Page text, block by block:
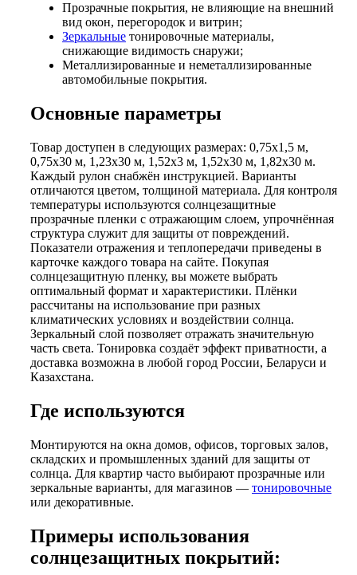
Прозрачные покрытия, не влияющие на внешний
вид окон, перегородок и витрин;
Зеркальные тонировочные материалы,
снижающие видимость снаружи;
Металлизированные и неметаллизированные
автомобильные покрытия.
Основные параметры
Товар доступен в следующих размерах: 0,75х1,5 м,
0,75х30 м, 1,23х30 м, 1,52х3 м, 1,52х30 м, 1,82х30 м.
Каждый рулон снабжён инструкцией. Варианты
отличаются цветом, толщиной материала. Для контроля
температуры используются солнцезащитные
прозрачные пленки с отражающим слоем, упрочнённая
структура служит для защиты от повреждений.
Показатели отражения и теплопередачи приведены в
карточке каждого товара на сайте. Покупая
солнцезащитную пленку, вы можете выбрать
оптимальный формат и характеристики. Плёнки
рассчитаны на использование при разных
климатических условиях и воздействии солнца.
Зеркальный слой позволяет отражать значительную
часть света. Тонировка создаёт эффект приватности, а
доставка возможна в любой город России, Беларуси и
Казахстана.
Где используются
Монтируются на окна домов, офисов, торговых залов,
складских и промышленных зданий для защиты от
солнца. Для квартир часто выбирают прозрачные или
зеркальные варианты, для магазинов — тонировочные
или декоративные.
Примеры использования
солнцезащитных покрытий: